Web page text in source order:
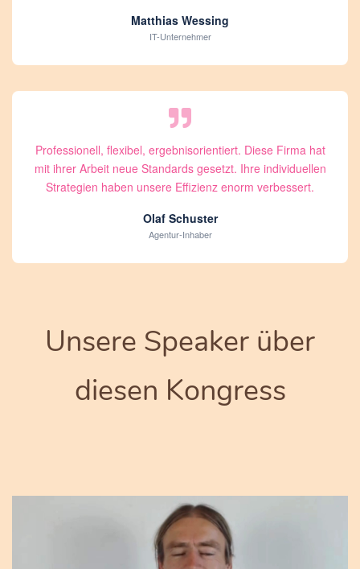
Matthias Wessing
IT-Unternehmer
Professionell, flexibel, ergebnisorientiert. Diese Firma hat
mit ihrer Arbeit neue Standards gesetzt. Ihre individuellen
Strategien haben unsere Effizienz enorm verbessert.
Olaf Schuster
Agentur-Inhaber
Unsere Speaker über
diesen Kongress